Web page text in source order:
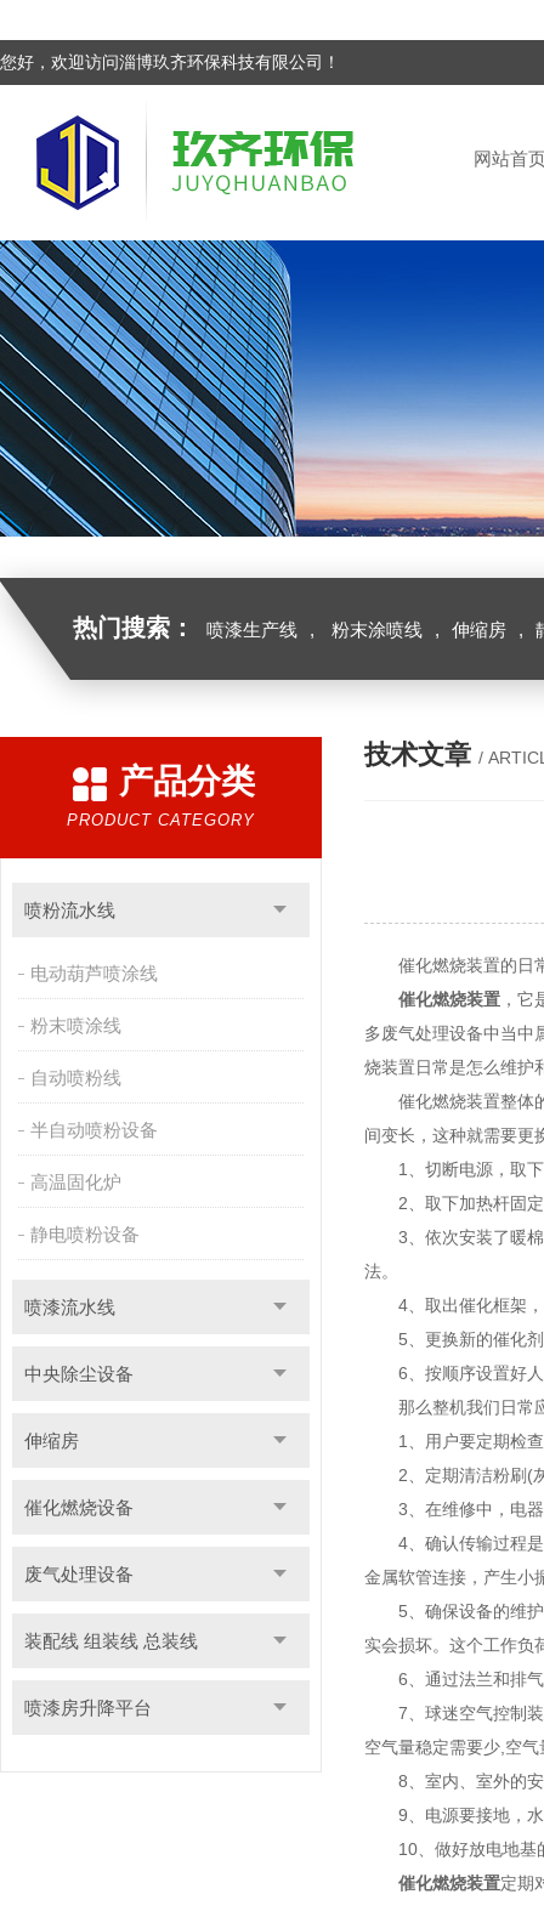
您好，欢迎访问淄博玖齐环保科技有限公司！
网站首
热门搜索： 喷漆生产线 , 粉末涂喷线 , 伸缩房 ,
产品分类
PRODUCT CATEGORY
喷粉流水线
电动葫芦喷涂线
粉末喷涂线
自动喷粉线
半自动喷粉设备
高温固化炉
静电喷粉设备
喷漆流水线
中央除尘设备
伸缩房
催化燃烧设备
废气处理设备
装配线 组装线 总装线
喷漆房升降平台
技术文章 /
催化燃烧装置的日
催化燃烧装置 ，
多废气处理设备中当中
烧装置日常是怎么维护
催化燃烧装置整体的
间变长，这种就需要更
1、切断电源，取下
2、取下加热杆固定
3、依次安装了暖棉
法。
4、取出催化框架，
5、更换新的催化剂
6、按顺序设置好人
那么整机我们日常
1、用户要定期检查
2、定期清洁粉刷(灰)
3、在维修中，电器
4、确认传输过程是
金属软管连接，产生小
5、确保设备的维护
实会损坏。这个工作负
6、通过法兰和排气
7、球迷空气控制装
空气量稳定需要少,空
8、室内、室外的安
9、电源要接地，水
10、做好放电地基
催化燃烧装置定期